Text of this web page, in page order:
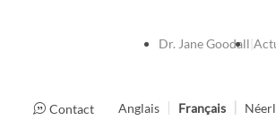
Dr. Jane Goodall
Contact Anglais Français